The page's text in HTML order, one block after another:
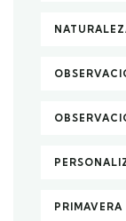
PRIMAVERA